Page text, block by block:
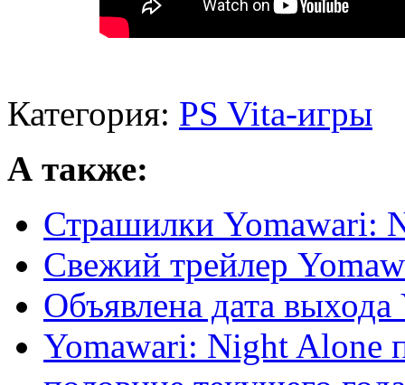
Категория: PS Vita-игры
А также:
Страшилки Yomawari:
Свежий трейлер
Объявлена дата
Yomawari: Night Alone